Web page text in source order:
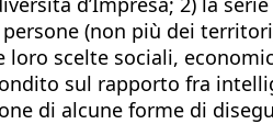
(non più dei
loro scelte sociali,
sul rapporto fra
di alcune forme di